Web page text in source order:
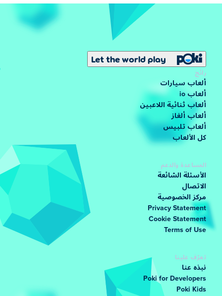
Let the world play
رائج
ألعاب سيارات
ألعاب io
ألعاب ثنائية اللاعبين
ألعاب ألغاز
ألعاب تلبيس
كل الألعاب
المساعدة والدعم
الأسئلة الشائعة
الاتصال
مركز الخصوصية
Privacy Statement
Cookie Statement
Terms of Use
تعرّف علينا
نبذه عنا
Poki for Developers
Poki Kids